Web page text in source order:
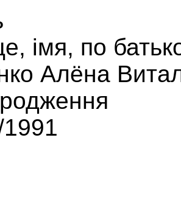
iмя, по
Алёна